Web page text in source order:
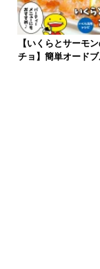
【いくらとサーモ
チョ】簡単オード